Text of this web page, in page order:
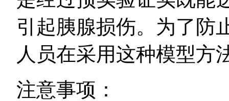
引起胰腺损伤。为了防
人员在采用这种模型方
注意事项：